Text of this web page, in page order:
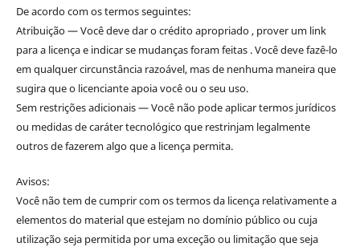
De acordo com os termos seguintes:
Atribuição — Você deve dar o crédito apropriado , prover um link
para a licença e indicar se mudanças foram feitas . Você deve fazê-lo
em qualquer circunstância razoável, mas de nenhuma maneira que
sugira que o licenciante apoia você ou o seu uso.
Sem restrições adicionais — Você não pode aplicar termos jurídicos
ou medidas de caráter tecnológico que restrinjam legalmente
outros de fazerem algo que a licença permita.
Avisos:
Você não tem de cumprir com os termos da licença relativamente a
elementos do material que estejam no domínio público ou cuja
utilização seja permitida por uma exceção ou limitação que seja